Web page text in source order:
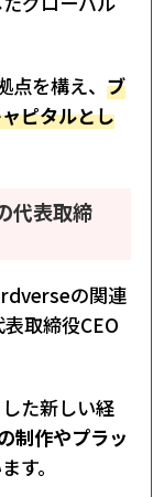
を構え、 ブ
ピタルとし
代表取締
の関連
取締役CEO
た新しい経
制作やプラッ
す。